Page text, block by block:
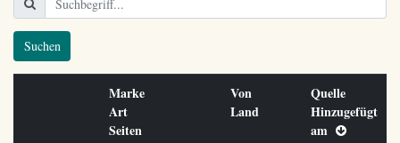
Suchen
Marke
Art
Seiten
Von
Land
Quelle
Hinzugefügt
am